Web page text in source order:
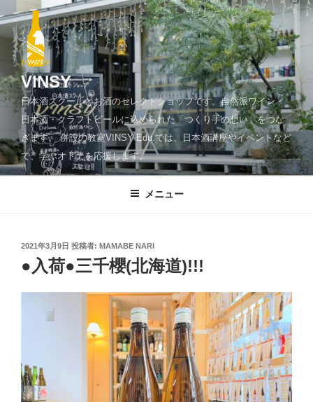
ン
ツ
へ
ッ
プ
VINSY
日本酒スクールとお酒のセレクトショップです。自然派ワイン・
日本酒・クラフトビールに込められた「つくり手の想い」をつな
ぎます。 併設の教室VINSY Edu.では、日本酒講座やイベントなど
で、学ぶオトナを応援します。
メニュー
投
日:
2021年3月9日 投稿者: MAMABE NARI
●入荷●三千櫻(北海道)!!!